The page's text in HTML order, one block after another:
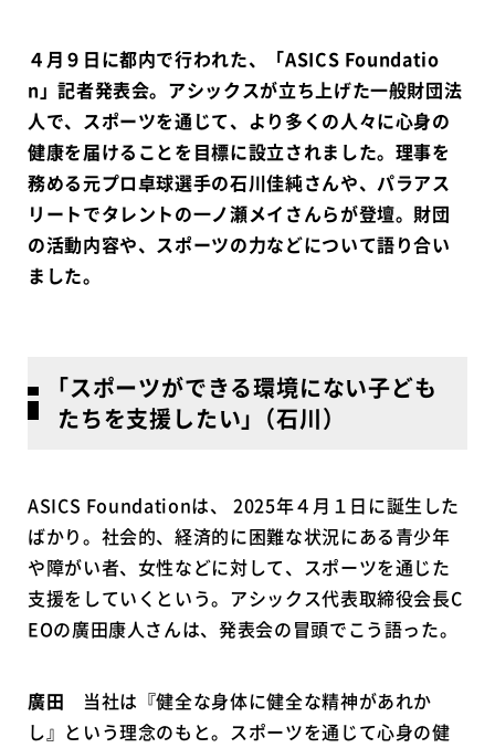
４月９日に都内で行われた、「ASICS Foundatio
n」記者発表会。アシックスが立ち上げた一般財団法
人で、スポーツを通じて、より多くの人々に心身の
健康を届けることを目標に設立されました。理事を
務める元プロ卓球選手の石川佳純さんや、パラアス
リートでタレントの一ノ瀬メイさんらが登壇。財団
の活動内容や、スポーツの力などについて語り合い
ました。
｢スポーツができる環境にない子ども
たちを支援したい｣（石川）
ASICS Foundationは、 2025年４月１日に誕生した
ばかり。社会的、経済的に困難な状況にある青少年
や障がい者、女性などに対して、スポーツを通じた
支援をしていくという。アシックス代表取締役会長C
EOの廣田康人さんは、発表会の冒頭でこう語った。
廣田 当社は『健全な身体に健全な精神があれか
し』という理念のもと。スポーツを通じて心身の健